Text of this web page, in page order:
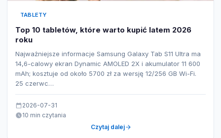
TABLETY
Top 10 tabletów, które warto kupić latem 2026
roku
Najważniejsze informacje Samsung Galaxy Tab S11 Ultra ma
14,6-calowy ekran Dynamic AMOLED 2X i akumulator 11 600
mAh; kosztuje od około 5700 zł za wersję 12/256 GB Wi-Fi.
25 czerwc…
2026-07-31
10 min czytania
Czytaj dalej